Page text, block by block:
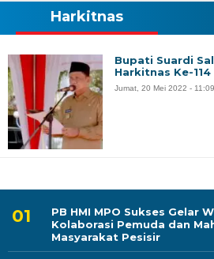
PB HMI MPO Sukses Gelar
Kolaborasi Pemuda dan
Masyarakat Pesisir
Harkitnas
Bupati Suardi
Harkitnas Ke-114
Jumat, 20 Mei 2022 -